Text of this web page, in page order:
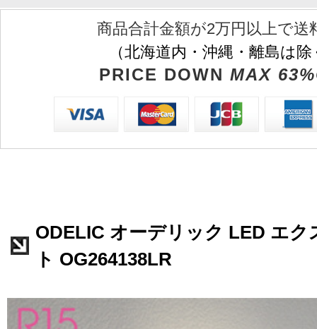
商品合計金額が2万円以上で送
（北海道内・沖縄・離島は
PRICE DOWN MAX
ODELIC オーデリック LED エク
ト OG264138LR